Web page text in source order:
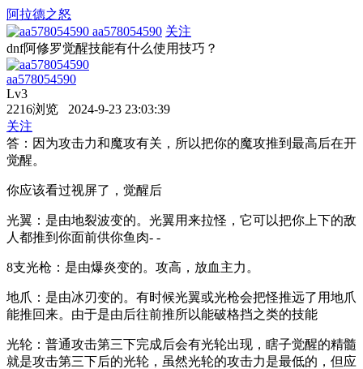
阿拉德之怒
aa578054590 关注
dnf阿修罗觉醒技能有什么使用技巧？
aa578054590
Lv3
2216浏览 2024-9-23 23:03:39
关注
答：因为攻击力和魔攻有关，所以把你的魔攻推到最高后在开
觉醒。
你应该看过视屏了，觉醒后
光翼：是由地裂波变的。光翼用来拉怪，它可以把你上下的敌
人都推到你面前供你鱼肉- -
8支光枪：是由爆炎变的。攻高，放血主力。
地爪：是由冰刃变的。有时候光翼或光枪会把怪推远了用地爪
能推回来。由于是由后往前推所以能破格挡之类的技能
光轮：普通攻击第三下完成后会有光轮出现，瞎子觉醒的精髓
就是攻击第三下后的光轮，虽然光轮的攻击力是最低的，但应